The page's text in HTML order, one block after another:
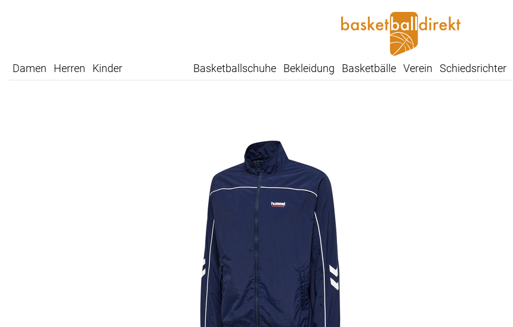
Damen Herren Kinder Basketballschuhe Bekleidung Basketbälle Verein Schiedsrichter